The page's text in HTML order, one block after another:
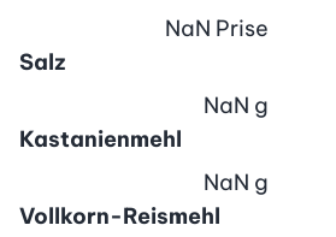
Salz
NaN Prise
Kastanienmehl
NaN g
Vollkorn-Reismehl
NaN g